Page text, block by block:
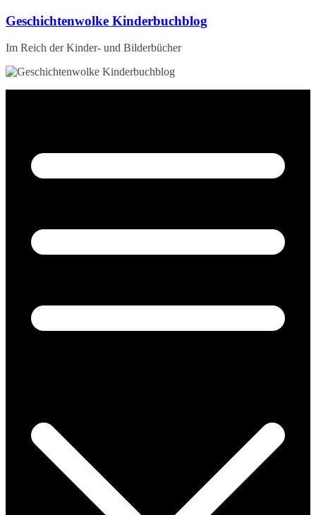
Zum
springen
Geschichtenwolke Kinderbuchblog
Im Reich der Kinder- und Bilderbücher